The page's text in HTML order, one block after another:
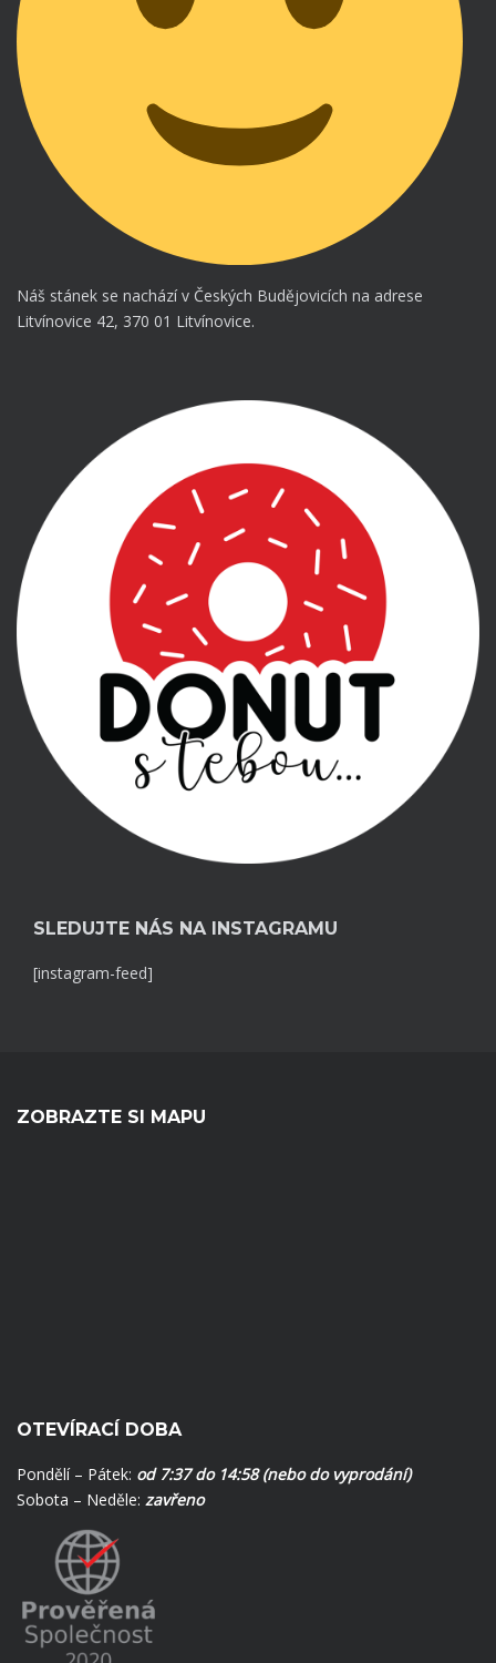
Náš stánek se nachází v Českých Budějovicích na adrese
Litvínovice 42, 370 01 Litvínovice.
SLEDUJTE NÁS NA INSTAGRAMU
[instagram-feed]
ZOBRAZTE SI MAPU
OTEVÍRACÍ DOBA
Pondělí – Pátek: od 7:37 do 14:58 (nebo do vyprodání)
Sobota – Neděle: zavřeno